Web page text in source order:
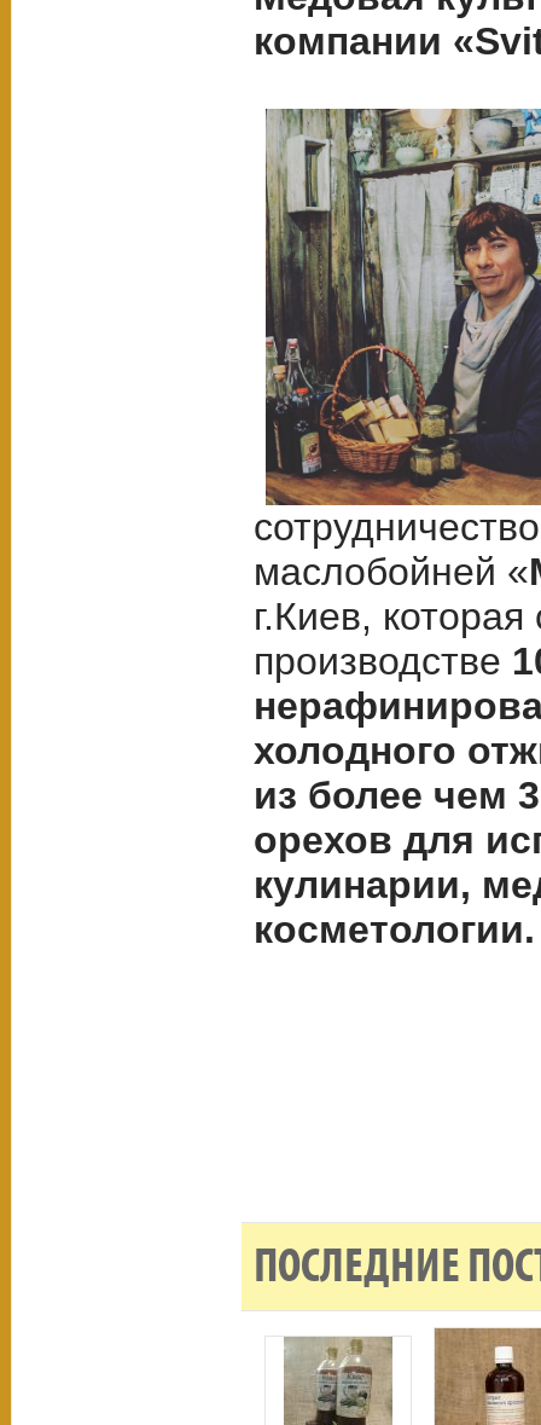
компании
маслобойней «
г.Киев,
производстве
холодного
из более чем
орехов для
кулинарии,
косметологии.
ПОСЛЕДНИЕ